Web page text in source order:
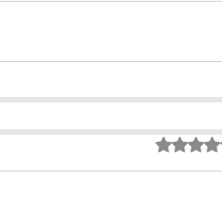
Mit 0 von